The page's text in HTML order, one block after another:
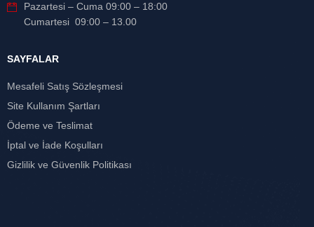
Pazartesi – Cuma 09:00 – 18:00
Cumartesi 09:00 – 13.00
SAYFALAR
Mesafeli Satış Sözleşmesi
Site Kullanım Şartları
Ödeme ve Teslimat
İptal ve İade Koşulları
Gizlilik ve Güvenlik Politikası